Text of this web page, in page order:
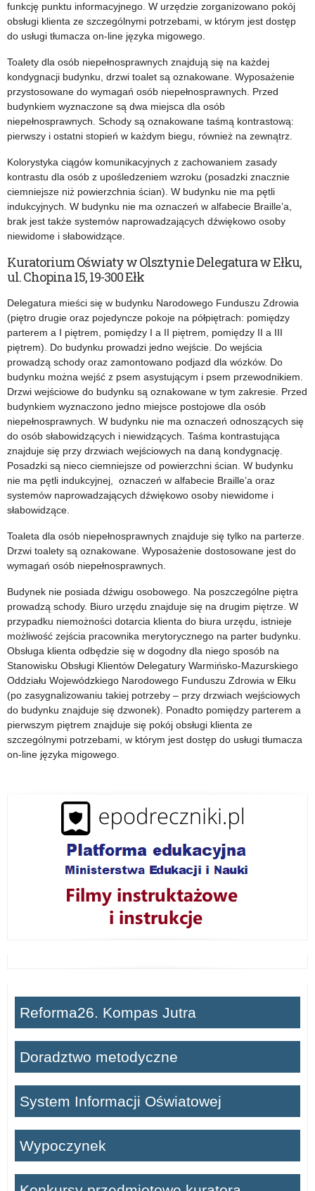
funkcję punktu informacyjnego. W urzędzie zorganizowano pokój
obsługi klienta ze szczególnymi potrzebami, w którym jest dostęp
do usługi tłumacza on-line języka migowego.
Toalety dla osób niepełnosprawnych znajdują się na każdej
kondygnacji budynku, drzwi toalet są oznakowane. Wyposażenie
przystosowane do wymagań osób niepełnosprawnych. Przed
budynkiem wyznaczone są dwa miejsca dla osób
niepełnosprawnych. Schody są oznakowane taśmą kontrastową:
pierwszy i ostatni stopień w każdym biegu, również na zewnątrz.
Kolorystyka ciągów komunikacyjnych z zachowaniem zasady
kontrastu dla osób z upośledzeniem wzroku (posadzki znacznie
ciemniejsze niż powierzchnia ścian). W budynku nie ma pętli
indukcyjnych. W budynku nie ma oznaczeń w alfabecie Braille’a,
brak jest także systemów naprowadzających dźwiękowo osoby
niewidome i słabowidzące.
Kuratorium Oświaty w Olsztynie Delegatura w Ełku,
ul. Chopina 15, 19-300 Ełk
Delegatura mieści się w budynku Narodowego Funduszu Zdrowia
(piętro drugie oraz pojedyncze pokoje na półpiętrach: pomiędzy
parterem a I piętrem, pomiędzy I a II piętrem, pomiędzy II a III
piętrem). Do budynku prowadzi jedno wejście. Do wejścia
prowadzą schody oraz zamontowano podjazd dla wózków. Do
budynku można wejść z psem asystującym i psem przewodnikiem.
Drzwi wejściowe do budynku są oznakowane w tym zakresie. Przed
budynkiem wyznaczono jedno miejsce postojowe dla osób
niepełnosprawnych. W budynku nie ma oznaczeń odnoszących się
do osób słabowidzących i niewidzących. Taśma kontrastująca
znajduje się przy drzwiach wejściowych na daną kondygnację.
Posadzki są nieco ciemniejsze od powierzchni ścian. W budynku
nie ma pętli indukcyjnej, oznaczeń w alfabecie Braille’a oraz
systemów naprowadzających dźwiękowo osoby niewidome i
słabowidzące.
Toaleta dla osób niepełnosprawnych znajduje się tylko na parterze.
Drzwi toalety są oznakowane. Wyposażenie dostosowane jest do
wymagań osób niepełnosprawnych.
Budynek nie posiada dźwigu osobowego. Na poszczególne piętra
prowadzą schody. Biuro urzędu znajduje się na drugim piętrze. W
przypadku niemożności dotarcia klienta do biura urzędu, istnieje
możliwość zejścia pracownika merytorycznego na parter budynku.
Obsługa klienta odbędzie się w dogodny dla niego sposób na
Stanowisku Obsługi Klientów Delegatury Warmińsko-Mazurskiego
Oddziału Wojewódzkiego Narodowego Funduszu Zdrowia w Ełku
(po zasygnalizowaniu takiej potrzeby – przy drzwiach wejściowych
do budynku znajduje się dzwonek). Ponadto pomiędzy parterem a
pierwszym piętrem znajduje się pokój obsługi klienta ze
szczególnymi potrzebami, w którym jest dostęp do usługi tłumacza
on-line języka migowego.
Reforma26. Kompas Jutra
Doradztwo metodyczne
System Informacji Oświatowej
Wypoczynek